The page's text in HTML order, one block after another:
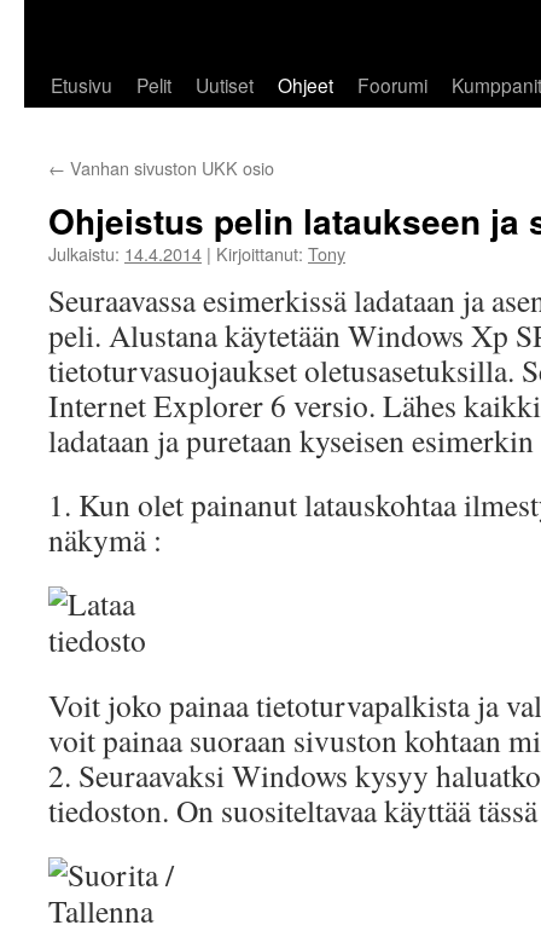
Etusivu Pelit Uutiset Ohjeet Foorumi Kumppanit
← Vanhan sivuston UKK osio
Ohjeistus pelin lataukseen ja
Julkaistu: 14.4.2014 | Kirjoittanut: Tony
Seuraavassa esimerkissä ladataan ja
peli. Alustana käytetään Windows Xp
tietoturvasuojaukset oletusasetuksilla.
Internet Explorer 6 versio. Lähes
ladataan ja puretaan kyseisen
1. Kun olet painanut latauskohtaa
näkymä :
Voit joko painaa tietoturvapalkista ja
voit painaa suoraan sivuston kohtaan
2. Seuraavaksi Windows kysyy
tiedoston. On suositeltavaa käyttää